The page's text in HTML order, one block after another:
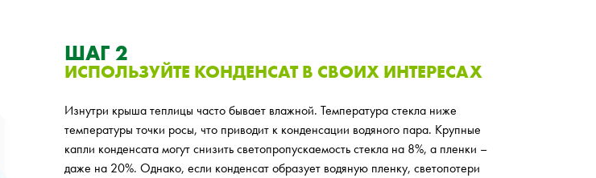
ШАГ 2
ИСПОЛЬЗУЙТЕ КОНДЕНСАТ В СВОИХ ИНТЕРЕСАХ
Изнутри крыша теплицы часто бывает влажной. Температура стекла ниже
температуры точки росы, что приводит к конденсации водяного пара. Крупные
капли конденсата могут снизить светопропускаемость стекла на 8%, а пленки –
даже на 20%. Однако, если конденсат образует водяную пленку, светопотери